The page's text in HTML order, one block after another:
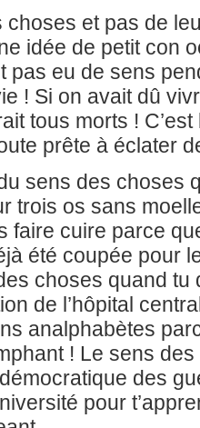
choses et pas de
idée de petit con
pas eu de sens
! Si on avait dû
tous morts !
prête à éclater
sens des choses
trois os sans
faire cuire parce
été coupée pour
choses quand
de l’hôpital
analphabètes
! Le sens
des
pour